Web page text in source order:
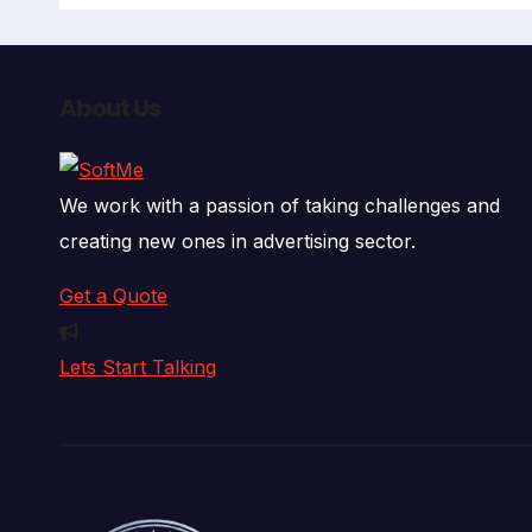
We work with a passion of taking challenges and
creating new ones in advertising sector.
Get a Quote
Lets Start Talking